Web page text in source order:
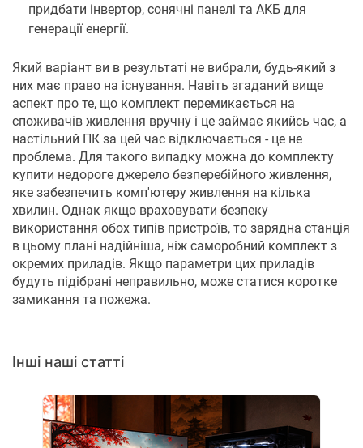
придбати інвертор, сонячні панелі та АКБ для
генерації енергії.
Який варіант ви в результаті не вибрали, будь-який з
них має право на існування. Навіть згаданий вище
аспект про те, що комплект перемикається на
споживачів живлення вручну і це займає якийсь час, а
настільний ПК за цей час відключається - це не
проблема. Для такого випадку можна до комплекту
купити недороге джерело безперебійного живлення,
яке забезпечить комп'ютеру живлення на кілька
хвилин. Однак якщо враховувати безпеку
використання обох типів пристроїв, то зарядна станція
в цьому плані надійніша, ніж саморобний комплект з
окремих приладів. Якщо параметри цих приладів
будуть підібрані неправильно, може статися коротке
замикання та пожежа.
Інші наші статті